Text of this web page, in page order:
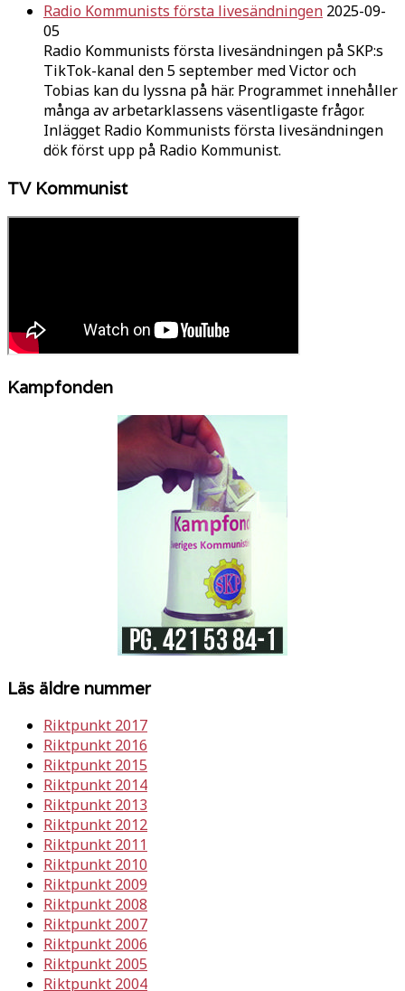
Radio Kommunists första livesändningen 2025-09-
05
Radio Kommunists första livesändningen på SKP:s
TikTok-kanal den 5 september med Victor och
Tobias kan du lyssna på här. Programmet innehåller
många av arbetarklassens väsentligaste frågor.
Inlägget Radio Kommunists första livesändningen
dök först upp på Radio Kommunist.
TV Kommunist
Kampfonden
Läs äldre nummer
Riktpunkt 2017
Riktpunkt 2016
Riktpunkt 2015
Riktpunkt 2014
Riktpunkt 2013
Riktpunkt 2012
Riktpunkt 2011
Riktpunkt 2010
Riktpunkt 2009
Riktpunkt 2008
Riktpunkt 2007
Riktpunkt 2006
Riktpunkt 2005
Riktpunkt 2004